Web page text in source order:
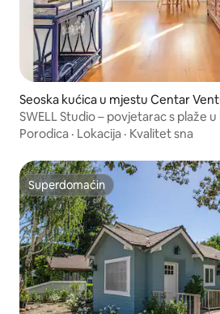
Seoska kućica u mjestu Centar
SWELL Studio – povjetarac s plaže
Porodica · Lokacija · Kvalitet sna
Superdomaćin
Superdomaćin